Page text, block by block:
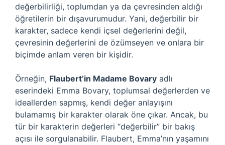
değerbilirliği, toplumdan ya da çevresinden aldığı
öğretilerin bir dışavurumudur. Yani, değerbilir bir
karakter, sadece kendi içsel değerlerini değil,
çevresinin değerlerini de özümseyen ve onlara bir
biçimde anlam veren bir kişidir.
Örneğin, Flaubert’in Madame Bovary adlı
eserindeki Emma Bovary, toplumsal değerlerden ve
ideallerden sapmış, kendi değer anlayışını
bulamamış bir karakter olarak öne çıkar. Ancak, bu
tür bir karakterin değerleri “değerbilir” bir bakış
açısı ile sorgulanabilir. Flaubert, Emma’nın yaşamını